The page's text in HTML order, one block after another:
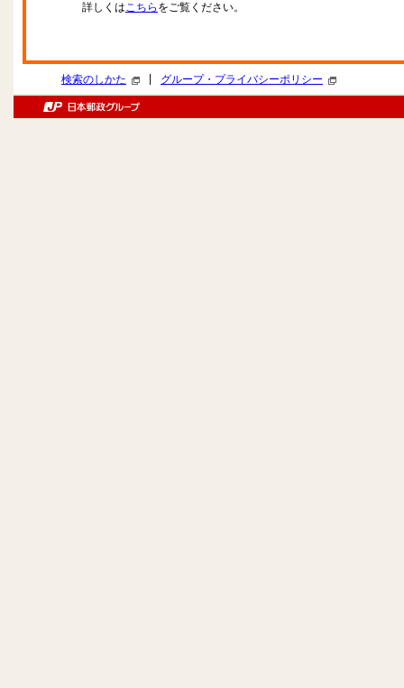
詳しくはこちら をご覧ください。
検索のしかた グループ・プライバシーポリシー